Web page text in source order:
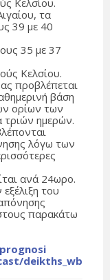
τα
39 με 40
35 με 37
Κελσίου.
προβλέπεται
βάση
ορίων των
τριών ημερών.
λόγω των
ανά 24ωρο.
του
παρακάτω
deikths_wb